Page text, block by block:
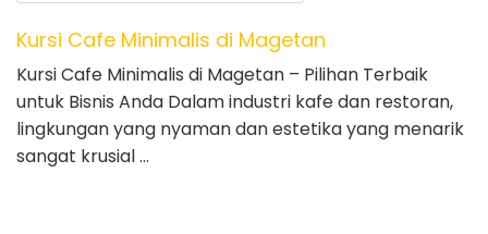
Kursi Cafe Minimalis di Magetan
Kursi Cafe Minimalis di Magetan – Pilihan Terbaik
untuk Bisnis Anda Dalam industri kafe dan restoran,
lingkungan yang nyaman dan estetika yang menarik
sangat krusial …